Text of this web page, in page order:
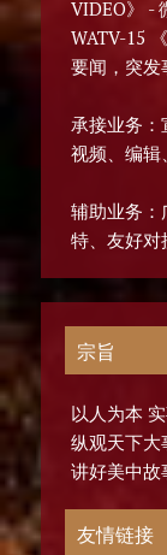
VIDEO》 -
WATV-15
要闻，突发
承接业务：
视频、编辑
辅助业务：
特、友好对
宗旨
以人为本
纵观天下大
讲好美中故
友情链接